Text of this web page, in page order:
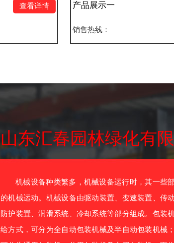
产品展示一
山东汇春园林绿化有
机械设备种类繁多，机械设备运行时，其一些
的机械运动。机械设备由驱动装置、变速装置、传
防护装置、润滑系统、冷却系统等部分组成。包装
给方式，可分为全自动包装机械及半自动包装机械